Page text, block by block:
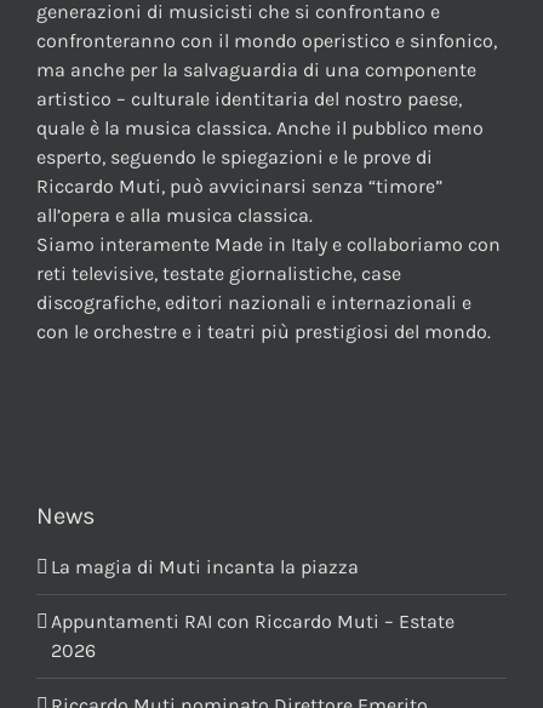
generazioni di musicisti che si confrontano e
confronteranno con il mondo operistico e sinfonico,
ma anche per la salvaguardia di una componente
artistico – culturale identitaria del nostro paese,
quale è la musica classica. Anche il pubblico meno
esperto, seguendo le spiegazioni e le prove di
Riccardo Muti, può avvicinarsi senza “timore”
all’opera e alla musica classica.
Siamo interamente Made in Italy e collaboriamo con
reti televisive, testate giornalistiche, case
discografiche, editori nazionali e internazionali e
con le orchestre e i teatri più prestigiosi del mondo.
News
La magia di Muti incanta la piazza
Appuntamenti RAI con Riccardo Muti – Estate
2026